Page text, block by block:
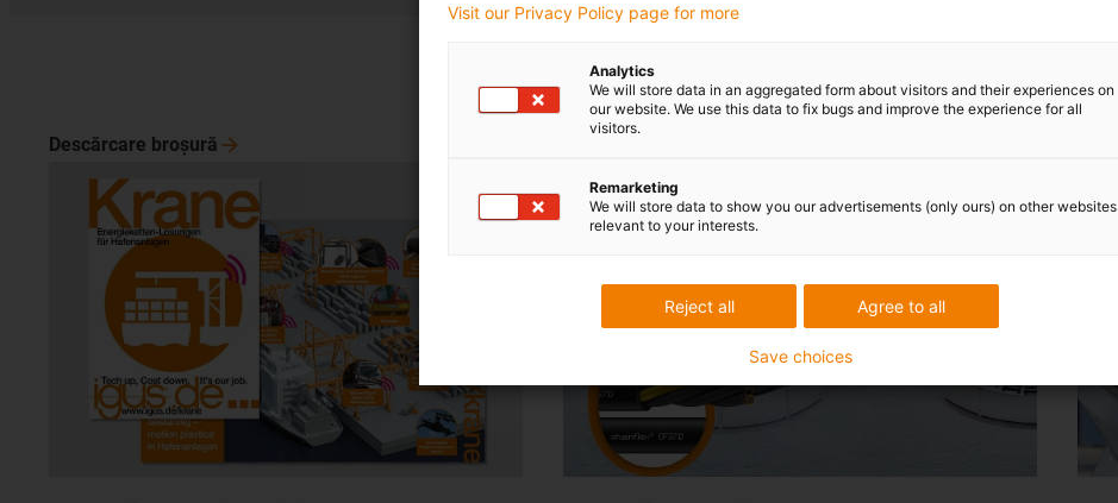
Descărcare broşură
Visit our Privacy Policy page for more
Analytics
We will store data in an aggregated form about visitors and their experiences on
our website. We use this data to fix bugs and improve the experience for all
visitors.
Remarketing
We will store data to show you our advertisements (only ours) on other websites
relevant to your interests.
Agree to all
Reject all
Save choices